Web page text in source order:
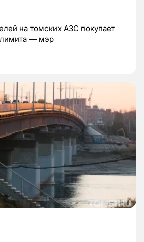
на томских АЗС покупает
— мэр